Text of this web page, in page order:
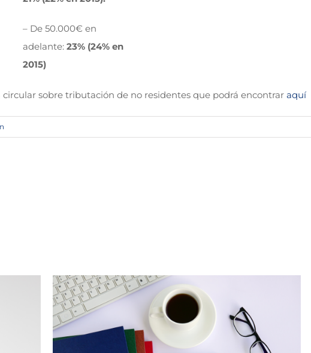
– De 50.000€ en
adelante: 23% (24% en
2015)
sobre tributación de no residentes que podrá encontrar aquí